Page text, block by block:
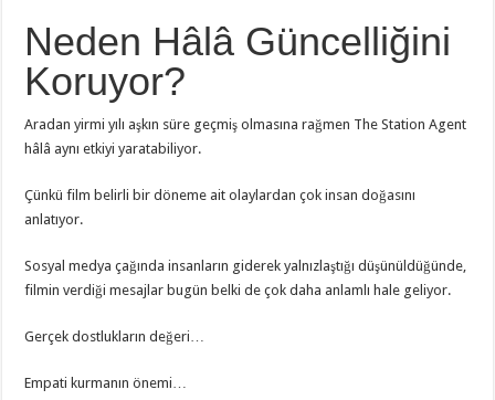
Neden Hâlâ Güncelliğini
Koruyor?
Aradan yirmi yılı aşkın süre geçmiş olmasına rağmen The Station Agent
hâlâ aynı etkiyi yaratabiliyor.
Çünkü film belirli bir döneme ait olaylardan çok insan doğasını
anlatıyor.
Sosyal medya çağında insanların giderek yalnızlaştığı düşünüldüğünde,
filmin verdiği mesajlar bugün belki de çok daha anlamlı hale geliyor.
Gerçek dostlukların değeri…
Empati kurmanın önemi…